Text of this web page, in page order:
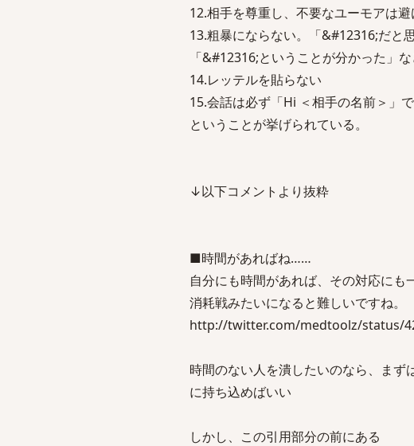
12.相手を尊重し、不要なユーモアは避
13.粗暴にならない。「&#12316;だと
「&#12316;ということが分かった」
14.レッテルを貼らない
15.会話は必ず「Hi ＜相手の名前＞」
ということが挙げられている。
↓以下コメントより抜粋
■時間があればね……
自分にも時間があれば、その対応にも
消耗戦みたいになると難しいですね。
http://twitter.com/medtoolz/status/
時間のない人を潰したいのなら、ま
に持ち込めばいい
しかし、この引用部分の前にある